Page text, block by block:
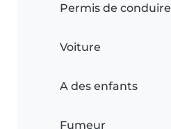
Permis de conduire
Voiture
A des enfants
Fumeur